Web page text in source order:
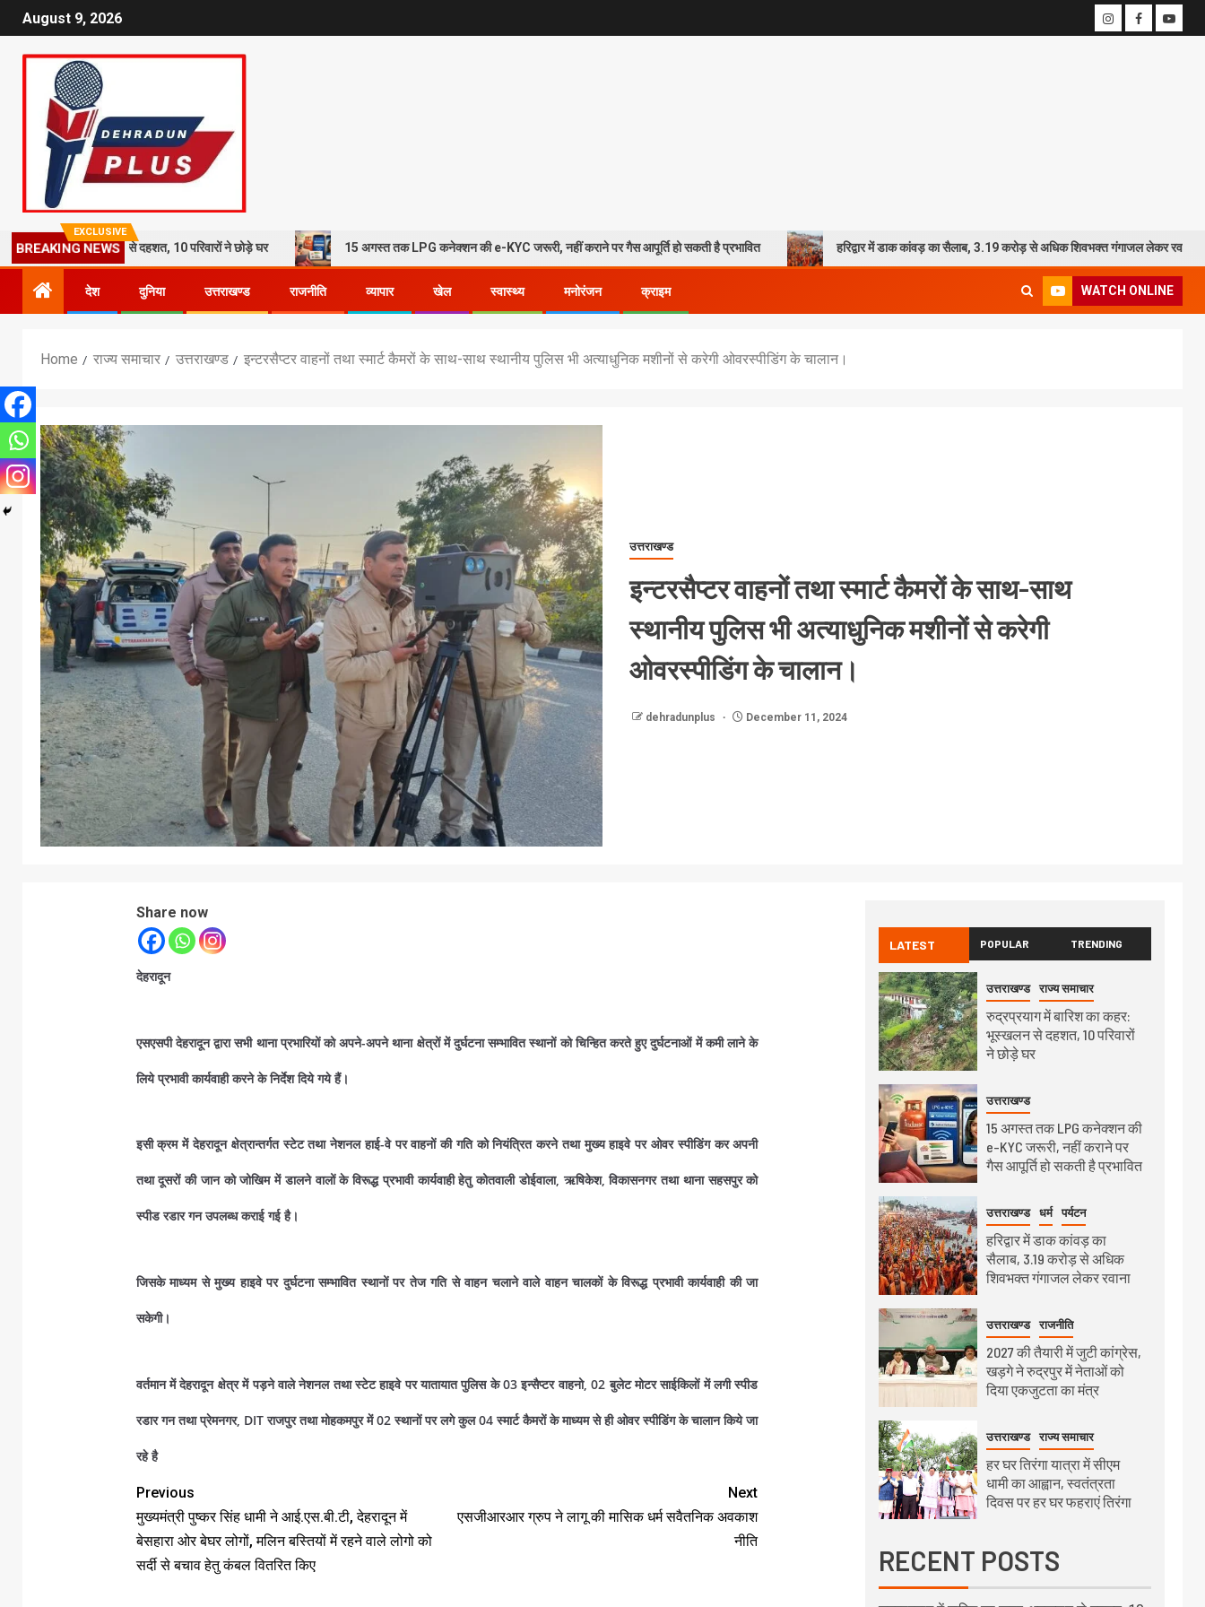
August 9, 2026
EXCLUSIVE
BREAKING NEWS
भूस्खलन से दहशत, 10 परिवारों ने छोड़े घर 15 अगस्त तक LPG कनेक्शन की e-KYC जरूरी, नहीं कराने पर गैस आपूर्ति हो सकती है प्रभावित हरिद्वार में डाक कांवड़ का सैलाब, 3.19 करोड़ से अधिक शिवभक्त गंगाजल लेकर रवाना
देश दुनिया उत्तराखण्ड राजनीति व्यापार खेल स्वास्थ्य मनोरंजन क्राइम WATCH ONLINE
Home राज्य समाचार उत्तराखण्ड इन्टरसैप्टर वाहनों तथा स्मार्ट कैमरों के साथ-साथ स्थानीय पुलिस भी अत्याधुनिक मशीनों से करेगी ओवरस्पीडिंग के चालान।
उत्तराखण्ड
इन्टरसैप्टर वाहनों तथा स्मार्ट कैमरों के साथ-साथ
स्थानीय पुलिस भी अत्याधुनिक मशीनों से करेगी
ओवरस्पीडिंग के चालान।
dehradunplus December 11, 2024
Share now
देहरादून
एसएसपी देहरादून द्वारा सभी थाना प्रभारियों को अपने-अपने थाना क्षेत्रों में दुर्घटना सम्भावित स्थानों को चिन्हित करते हुए दुर्घटनाओं में कमी लाने के
लिये प्रभावी कार्यवाही करने के निर्देश दिये गये हैं।
इसी क्रम में देहरादून क्षेत्रान्तर्गत स्टेट तथा नेशनल हाई-वे पर वाहनों की गति को नियंत्रित करने तथा मुख्य हाइवे पर ओवर स्पीडिंग कर अपनी
तथा दूसरों की जान को जोखिम में डालने वालों के विरूद्ध प्रभावी कार्यवाही हेतु कोतवाली डोईवाला, ऋषिकेश, विकासनगर तथा थाना सहसपुर को
स्पीड रडार गन उपलब्ध कराई गई है।
जिसके माध्यम से मुख्य हाइवे पर दुर्घटना सम्भावित स्थानों पर तेज गति से वाहन चलाने वाले वाहन चालकों के विरूद्ध प्रभावी कार्यवाही की जा
सकेगी।
वर्तमान में देहरादून क्षेत्र में पड़ने वाले नेशनल तथा स्टेट हाइवे पर यातायात पुलिस के 03 इन्सैप्टर वाहनो, 02 बुलेट मोटर साईकिलों में लगी स्पीड
रडार गन तथा प्रेमनगर, DIT राजपुर तथा मोहकमपुर में 02 स्थानों पर लगे कुल 04 स्मार्ट कैमरों के माध्यम से ही ओवर स्पीडिंग के चालान किये जा
रहे है
Previous
मुख्यमंत्री पुष्कर सिंह धामी ने आई.एस.बी.टी, देहरादून में
बेसहारा ओर बेघर लोगों, मलिन बस्तियों में रहने वाले लोगो को
सर्दी से बचाव हेतु कंबल वितरित किए
Next
एसजीआरआर ग्रुप ने लागू की मासिक धर्म सवैतनिक अवकाश
नीति
LATEST POPULAR TRENDING
उत्तराखण्ड राज्य समाचार
रुद्रप्रयाग में बारिश का कहर:
भूस्खलन से दहशत, 10 परिवारों
ने छोड़े घर
उत्तराखण्ड
15 अगस्त तक LPG कनेक्शन की
e-KYC जरूरी, नहीं कराने पर
गैस आपूर्ति हो सकती है प्रभावित
उत्तराखण्ड धर्म पर्यटन
हरिद्वार में डाक कांवड़ का
सैलाब, 3.19 करोड़ से अधिक
शिवभक्त गंगाजल लेकर रवाना
उत्तराखण्ड राजनीति
2027 की तैयारी में जुटी कांग्रेस,
खड़गे ने रुद्रपुर में नेताओं को
दिया एकजुटता का मंत्र
उत्तराखण्ड राज्य समाचार
हर घर तिरंगा यात्रा में सीएम
धामी का आह्वान, स्वतंत्रता
दिवस पर हर घर फहराएं तिरंगा
RECENT POSTS